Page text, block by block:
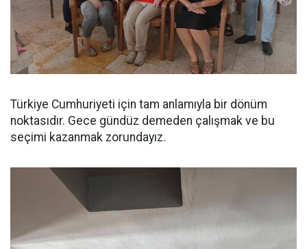
Türkiye Cumhuriyeti için tam anlamıyla bir dönüm
noktasıdır. Gece gündüz demeden çalışmak ve bu
seçimi kazanmak zorundayız.